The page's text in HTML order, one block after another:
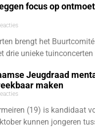
focus op
brengt het
drie unieke
Jeugdraad
maken
(19) is kandidaat
kunnen jongeren